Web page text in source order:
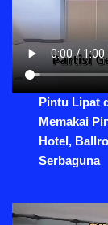
Pintu Lipat
Memakai
Hotel,
Serbaguna